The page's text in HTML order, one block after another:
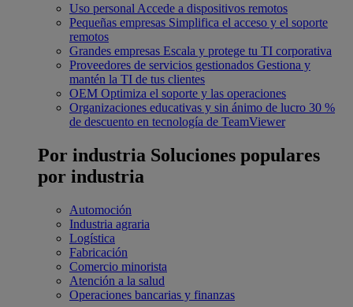
Uso personal Accede a dispositivos remotos
Pequeñas empresas Simplifica el acceso y el soporte
remotos
Grandes empresas Escala y protege tu TI corporativa
Proveedores de servicios gestionados Gestiona y
mantén la TI de tus clientes
OEM Optimiza el soporte y las operaciones
Organizaciones educativas y sin ánimo de lucro 30 %
de descuento en tecnología de TeamViewer
Por industria Soluciones populares
por industria
Automoción
Industria agraria
Logística
Fabricación
Comercio minorista
Atención a la salud
Operaciones bancarias y finanzas